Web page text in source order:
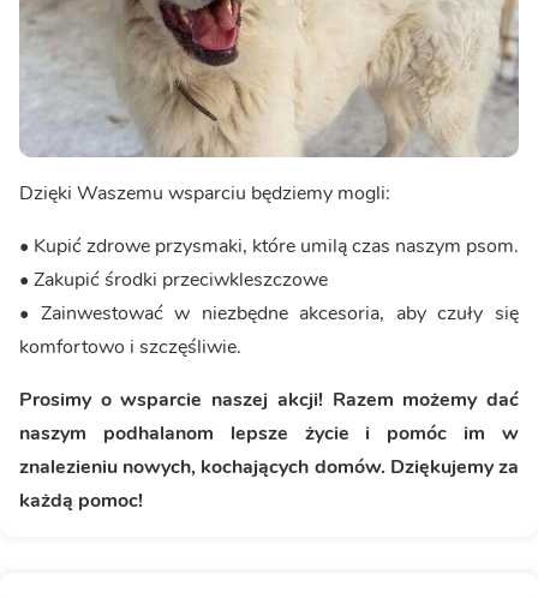
Dzięki Waszemu wsparciu będziemy mogli:
• Kupić zdrowe przysmaki, które umilą czas naszym psom.
• Zakupić środki przeciwkleszczowe
• Zainwestować w niezbędne akcesoria, aby czuły się
komfortowo i szczęśliwie.
Prosimy o wsparcie naszej akcji! Razem możemy dać
naszym podhalanom lepsze życie i pomóc im w
znalezieniu nowych, kochających domów. Dziękujemy za
każdą pomoc!